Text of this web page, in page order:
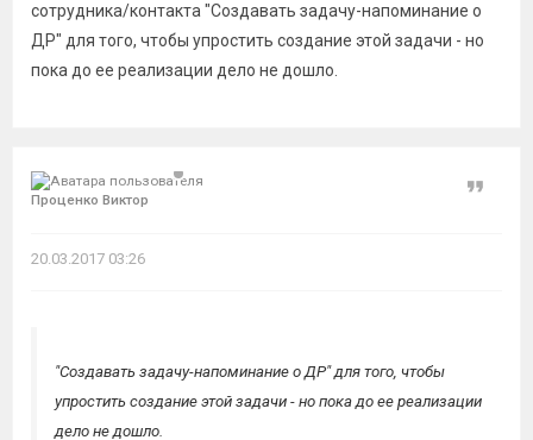
сотрудника/контакта "Создавать задачу-напоминание о
ДР" для того, чтобы упростить создание этой задачи - но
пока до ее реализации дело не дошло.
Проценко Виктор
Цитата
20.03.2017 03:26
"Создавать задачу-напоминание о ДР" для того, чтобы
упростить создание этой задачи - но пока до ее реализации
дело не дошло.